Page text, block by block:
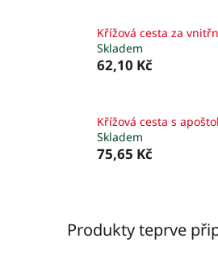
Křížová cesta za
Skladem
62,10 Kč
Křížová cesta s
Skladem
75,65 Kč
Produkty teprve